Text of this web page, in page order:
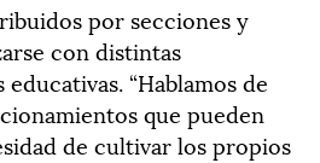
por secciones y
con distintas
“Hablamos de
que pueden
de cultivar los propios